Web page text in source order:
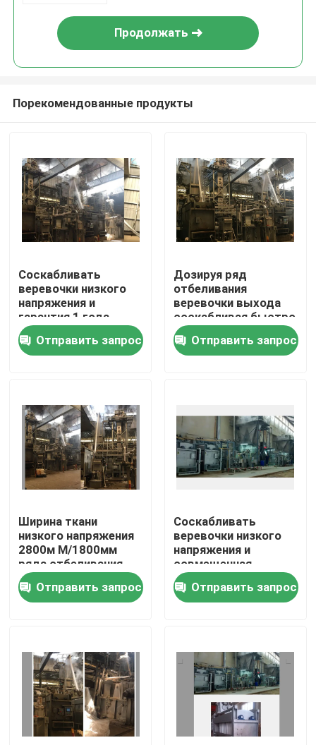
Дом
О нас
Путешествие фабрики
Проверка качества
Свяжитесь мы
новости
доводочный станок стентер
stenter установки жары
Продолжать
Порекомендованные продукты
Соскабливать
веревочки низкого
напряжения и
гарантия 1 года
работы ряда
отбеливания
энергосберегающая
Отправить запрос
Дозируя ряд
отбеливания
веревочки выхода
соскабливая быстро
проходит 180 М/Мин
энергосберегающих
Отправить запрос
Ширина ткани
низкого напряжения
2800м М/1800мм
ряда отбеливания
высокоскоростной
веревочки
соскабливая
Отправить запрос
Соскабливать
веревочки низкого
напряжения и
совмещенная
отбеливанием
высокая
эффективность
Отправить запрос